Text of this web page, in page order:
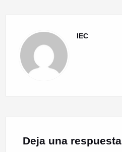
IEC
Deja una respuesta